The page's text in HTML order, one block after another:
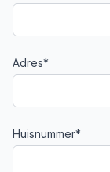
Adres*
Huisnummer*